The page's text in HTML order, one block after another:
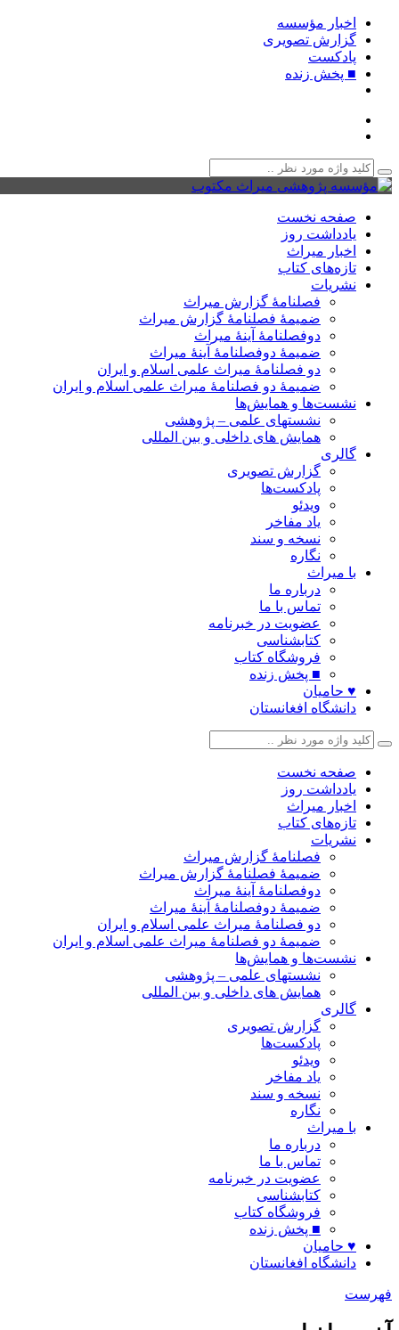
اخبار مؤسسه
گزارش تصویری
پادکست‌
■ پخش زنده
صفحه نخست
یادداشت روز
اخبار میراث
تازه‌های کتاب
نشریات
فصلنامۀ گزارش میراث
ضمیمۀ فصلنامۀ گزارش میراث
دوفصلنامۀ آینۀ میراث
ضمیمۀ دوفصلنامۀ آینۀ میراث
دو فصلنامۀ میراث علمی اسلام و ایران
ضمیمۀ دو فصلنامۀ میراث علمی اسلام و ایران
نشست‌ها و همایش‌ها
نشستهای علمی – پژوهشی
همایش های داخلی و بین المللی
گالری
گزارش تصویری
پادکست‌ها
ویدئو
یاد مفاخر
نسخه و سند
نگاره
با میراث
درباره ما
تماس با ما
عضویت در خبرنامه
کتابشناسی
فروشگاه کتاب
■ پخش زنده
♥ حامیان
دانشگاه افغانستان
صفحه نخست
یادداشت روز
اخبار میراث
تازه‌های کتاب
نشریات
فصلنامۀ گزارش میراث
ضمیمۀ فصلنامۀ گزارش میراث
دوفصلنامۀ آینۀ میراث
ضمیمۀ دوفصلنامۀ آینۀ میراث
دو فصلنامۀ میراث علمی اسلام و ایران
ضمیمۀ دو فصلنامۀ میراث علمی اسلام و ایران
نشست‌ها و همایش‌ها
نشستهای علمی – پژوهشی
همایش های داخلی و بین المللی
گالری
گزارش تصویری
پادکست‌ها
ویدئو
یاد مفاخر
نسخه و سند
نگاره
با میراث
درباره ما
تماس با ما
عضویت در خبرنامه
کتابشناسی
فروشگاه کتاب
■ پخش زنده
♥ حامیان
دانشگاه افغانستان
فهرست